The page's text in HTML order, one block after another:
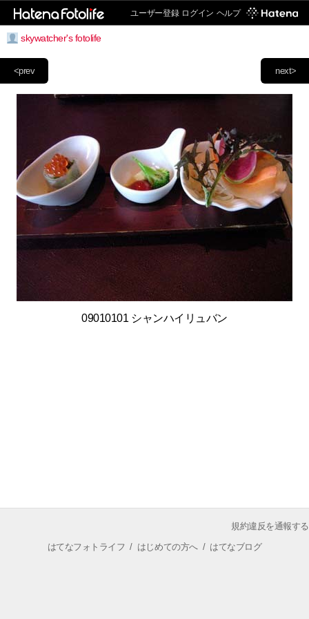
ユーザー登録 ログイン ヘルプ
skywatcher's fotolife
next>
<prev
09010101 シャンハイリュバン
規約違反を通報する
はてなフォトライフ / はじめての方へ/ はてなブログ